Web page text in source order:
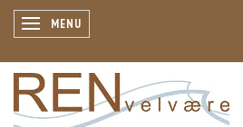
SKIFTE NAVIGATION
MENU